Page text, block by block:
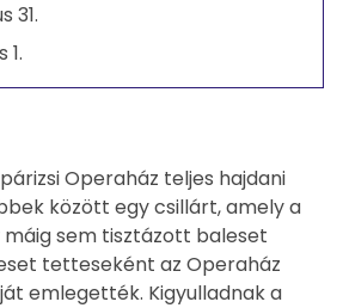
31.
1.
Operaház teljes hajdani
között egy csillárt, amely a
sem tisztázott baleset
tetteseként az Operaház
emlegették. Kigyulladnak a